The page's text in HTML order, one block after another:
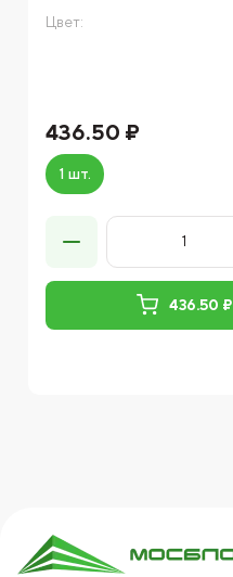
Цвет:
436.50 ₽
1 шт.
436.50 ₽